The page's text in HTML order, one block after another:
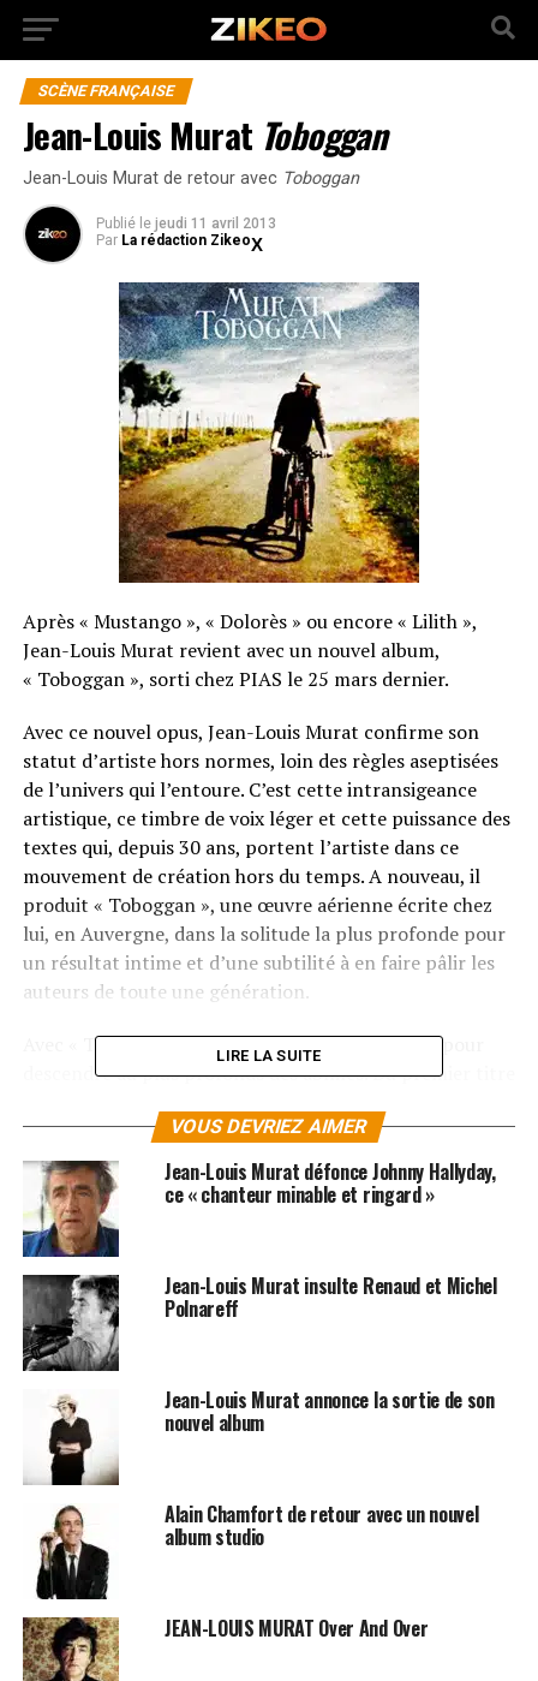
SCÈNE FRANÇAISE
Jean-Louis Murat Toboggan
Jean-Louis Murat de retour avec Toboggan
Publié le jeudi 11 avril 2013
Par La rédaction Zikeo
Après « Mustango », « Dolorès » ou encore « Lilith »,
Jean-Louis Murat revient avec un nouvel album,
« Toboggan », sorti chez PIAS le 25 mars dernier.
Avec ce nouvel opus, Jean-Louis Murat confirme son
statut d’artiste hors normes, loin des règles aseptisées
de l’univers qui l’entoure. C’est cette intransigeance
artistique, ce timbre de voix léger et cette puissance des
textes qui, depuis 30 ans, portent l’artiste dans ce
mouvement de création hors du temps. A nouveau, il
produit « Toboggan », une œuvre aérienne écrite chez
lui, en Auvergne, dans la solitude la plus profonde pour
un résultat intime et d’une subtilité à en faire pâlir les
auteurs de toute une génération.
Avec « Toboggan », on part des hauteurs du ciel pour
descendre au plus profonds des abîmes. Du premier titre
l’Auvergnat, àJ’ai Tué Parce Que Je M’Ennuyais, plongés
dans la colère, à en bousculer les âmes. Ainsi, chaque
chanson a sa logique, rien n’est laissé au hasard.
Comme à son habitude, Murat dérange, Murat émeut,
Murat passionne, Murat bouleverse. Les albums de
Louis Murat
sont disponibles suriTunesetAmazon!
SUJETS ASSOCIÉS:
LIRE LA SUITE
VOUS DEVRIEZ AIMER
Jean-Louis Murat défonce Johnny Hallyday,
ce « chanteur minable et ringard »
Jean-Louis Murat insulte Renaud et Michel
Polnareff
Jean-Louis Murat annonce la sortie de son
nouvel album
Alain Chamfort de retour avec un nouvel
album studio
JEAN-LOUIS MURAT Over And Over